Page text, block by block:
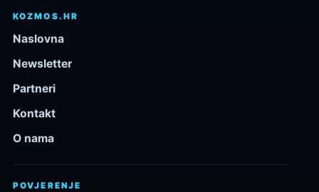
KOZMOS.HR
Naslovna
Newsletter
Partneri
Kontakt
O nama
POVJERENJE